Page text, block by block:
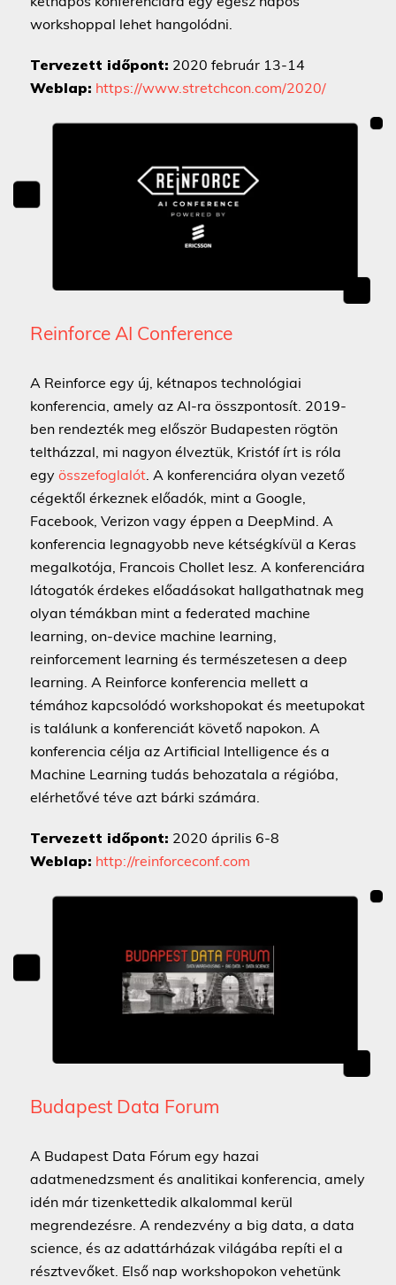
workshoppal lehet hangolódni.
Tervezett időpont: 2020 február 13-14
Weblap: https://www.stretchcon.com/2020/
Reinforce AI Conference
A Reinforce egy új, kétnapos technológiai
konferencia, amely az AI-ra összpontosít. 2019-
ben rendezték meg először Budapesten rögtön
teltházzal, mi nagyon élveztük, Kristóf írt is róla
egy összefoglalót. A konferenciára olyan vezető
cégektől érkeznek előadók, mint a Google,
Facebook, Verizon vagy éppen a DeepMind. A
konferencia legnagyobb neve kétségkívül a Keras
megalkotója, Francois Chollet lesz. A konferenciára
látogatók érdekes előadásokat hallgathatnak meg
olyan témákban mint a federated machine
learning, on-device machine learning,
reinforcement learning és természetesen a deep
learning. A Reinforce konferencia mellett a
témához kapcsolódó workshopokat és meetupokat
is találunk a konferenciát követő napokon. A
konferencia célja az Artificial Intelligence és a
Machine Learning tudás behozatala a régióba,
elérhetővé téve azt bárki számára.
Tervezett időpont: 2020 április 6-8
Weblap: http://reinforceconf.com
Budapest Data Forum
A Budapest Data Fórum egy hazai
adatmenedzsment és analitikai konferencia, amely
idén már tizenkettedik alkalommal kerül
megrendezésre. A rendezvény a big data, a data
science, és az adattárházak világába repíti el a
résztvevőket. Első nap workshopokon vehetünk